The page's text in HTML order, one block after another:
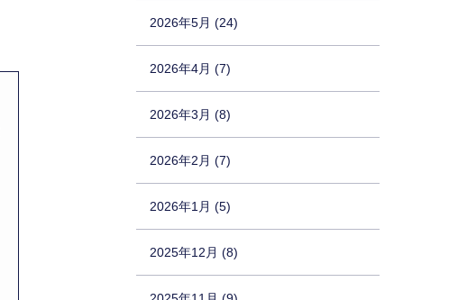
2026年5月 (24)
2026年4月 (7)
2026年3月 (8)
2026年2月 (7)
2026年1月 (5)
2025年12月 (8)